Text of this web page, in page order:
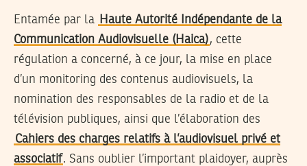
Entamée par la
Haute Autorité Indépendante de la
Communication Audiovisuelle (Haica), cette
régulation a concerné, à ce jour, la mise en place
d’un monitoring des contenus audiovisuels, la
nomination des responsables de la radio et de la
télévision publiques, ainsi que l’élaboration des
Cahiers des charges relatifs à l’audiovisuel privé et
associatif. Sans oublier l’important plaidoyer, auprès